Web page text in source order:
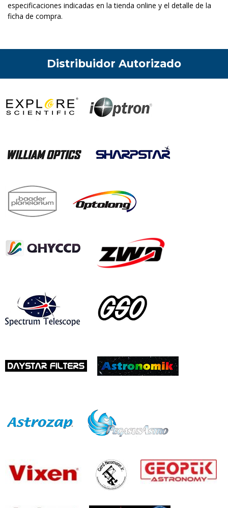
especificaciones indicadas en la tienda online y el detalle de la
ficha de compra.
Distribuidor Autorizado